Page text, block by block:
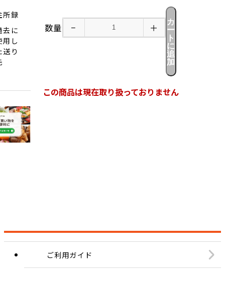
所録
去に
用し
送り
数量 − ＋
カ
ー
ト
に
追
加
この商品は現在取り扱っておりません
ご利用ガイド